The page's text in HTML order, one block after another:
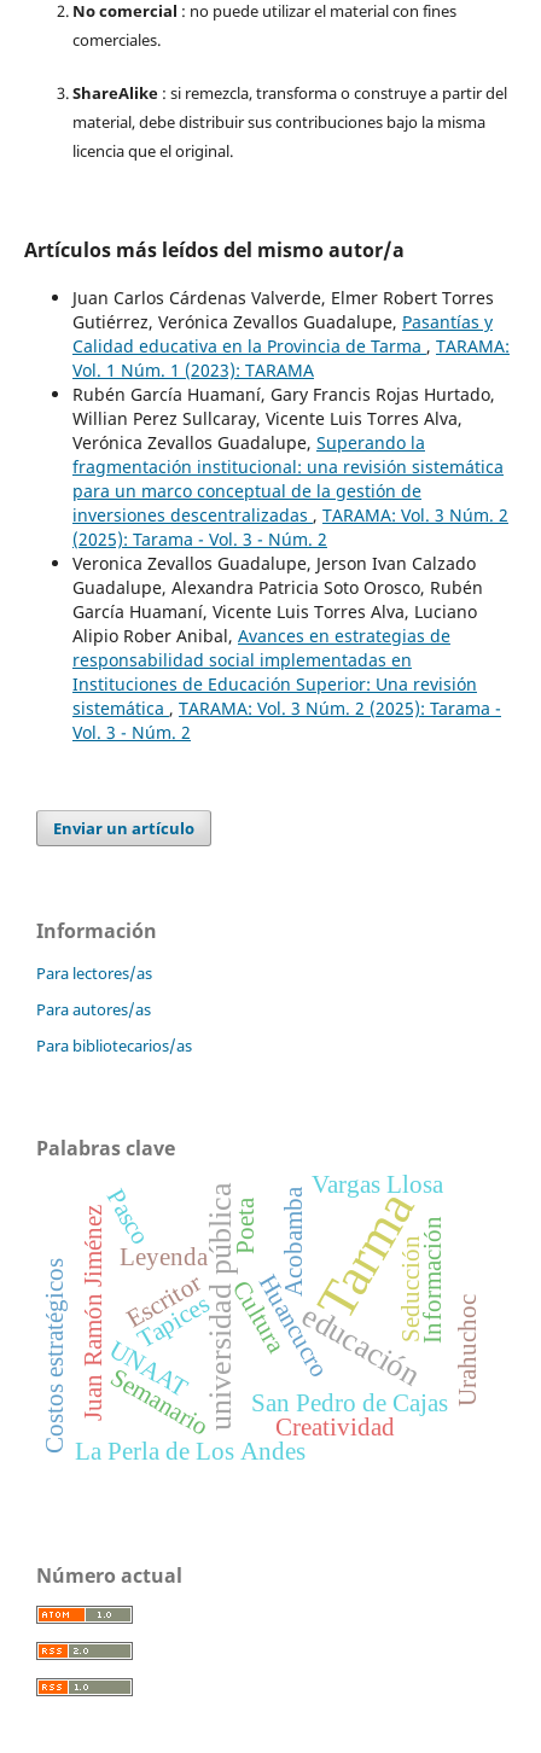
No comercial : no puede utilizar el material con fines
comerciales.
ShareAlike: si remezcla, transforma o construye a partir del
material, debe distribuir sus contribuciones bajo la misma
licencia que el original.
Artículos más leídos del mismo autor/a
Juan Carlos Cárdenas Valverde, Elmer Robert Torres
Gutiérrez, Verónica Zevallos Guadalupe, Pasantías y
Calidad educativa en la Provincia de Tarma , TARAMA:
Vol. 1 Núm. 1 (2023): TARAMA
Rubén García Huamaní, Gary Francis Rojas Hurtado,
Willian Perez Sullcaray, Vicente Luis Torres Alva,
Verónica Zevallos Guadalupe, Superando la
fragmentación institucional: una revisión sistemática
para un marco conceptual de la gestión de
inversiones descentralizadas , TARAMA: Vol. 3 Núm. 2
(2025): Tarama - Vol. 3 - Núm. 2
Veronica Zevallos Guadalupe, Jerson Ivan Calzado
Guadalupe, Alexandra Patricia Soto Orosco, Rubén
García Huamaní, Vicente Luis Torres Alva, Luciano
Alipio Rober Anibal, Avances en estrategias de
responsabilidad social implementadas en
Instituciones de Educación Superior: Una revisión
sistemática , TARAMA: Vol. 3 Núm. 2 (2025): Tarama -
Vol. 3 - Núm. 2
Enviar un artículo
Información
Para lectores/as
Para autores/as
Para bibliotecarios/as
Palabras clave
Tarma
universidad pública educación
San Pedro de Cajas
Huancucro
Leyenda Acobamba
Tapices Seducción
La Perla de Los Andes
Juan Ramón JiménezSemanario
Información
Cultura
UNAAT Urahuchoc
Costos estratégicos
Pasco
Escritor
Poeta
Vargas Llosa
Creatividad
Número actual